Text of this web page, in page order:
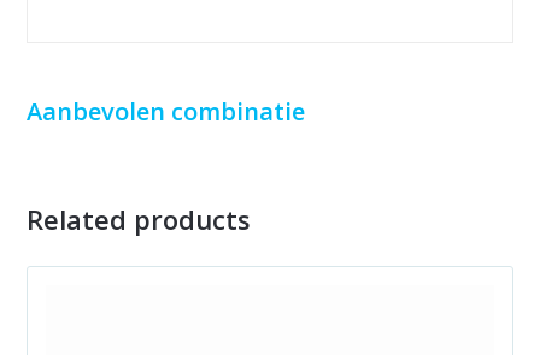
Aanbevolen combinatie
Related products